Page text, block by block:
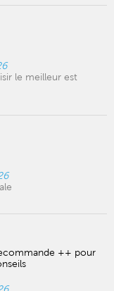
le meilleur est
++ pour